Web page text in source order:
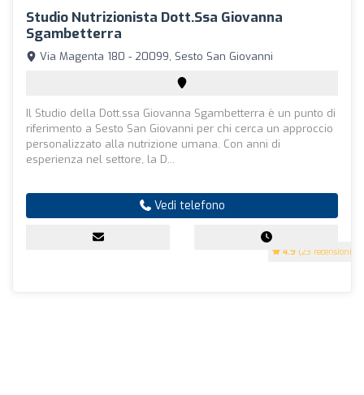
Studio Nutrizionista Dott.ssa Giovanna
Sgambetterra
4.9 (23 recensioni)
Via Magenta 180 - 20099, Sesto San Giovanni
Il Studio della Dott.ssa Giovanna Sgambetterra è un punto di
riferimento a Sesto San Giovanni per chi cerca un approccio
personalizzato alla nutrizione umana. Con anni di
esperienza nel settore, la D...
Vedi telefono